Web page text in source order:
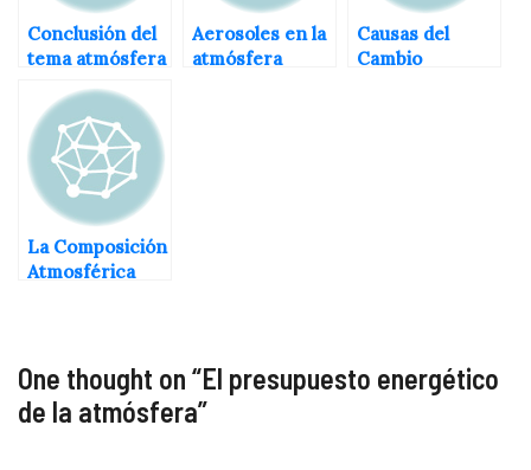
Conclusión del
tema atmósfera
y el cambio
climático
Aerosoles en la
atmósfera
Causas del
Cambio
La Composición
Atmosférica
One thought on “El presupuesto energético
de la atmósfera”